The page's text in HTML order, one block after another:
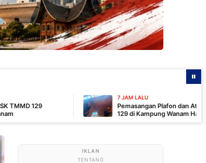
7 JAM LALU
Pemasangan Plafon dan Atap, Pembangunan
129 di Kampung Wanam Hampir Rampung
TENTANG